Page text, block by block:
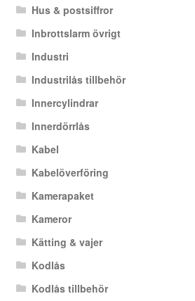
Hus & postsiffror
Inbrottslarm övrigt
Industri
Industrilås tillbehör
Innercylindrar
Innerdörrlås
Kabel
Kabelöverföring
Kamerapaket
Kameror
Kätting & vajer
Kodlås
Kodlås tillbehör